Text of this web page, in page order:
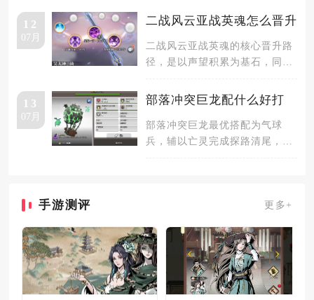
克制、
12
07月
二战风云亚战英魂怎么晋升
二战风云亚战英魂的核心晋升路
径，是以声望积累为基石，同步
达成后
13
07月
部落冲突巨龙配什么好打
部落冲突巨龙最优搭配为气球
兵，辅以亡灵完成探路清尾，搭
手游测评 更多+